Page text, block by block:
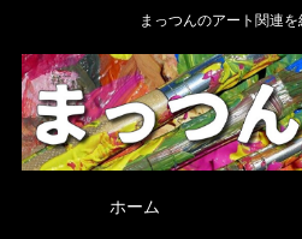
まっつんのアート関連を
ホーム